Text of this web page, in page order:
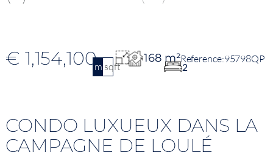
€ 1,154,100m2sqft
168 m²
2
95798QP
CONDO LUXUEUX DANS LA
CAMPAGNE DE LOULÉ